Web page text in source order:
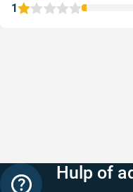
1
Hulp of